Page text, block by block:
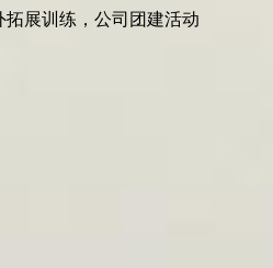
展训练，公司团建活动